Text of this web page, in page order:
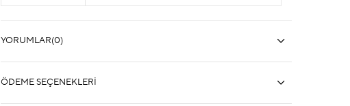
YORUMLAR(0)
ÖDEME SEÇENEKLERI